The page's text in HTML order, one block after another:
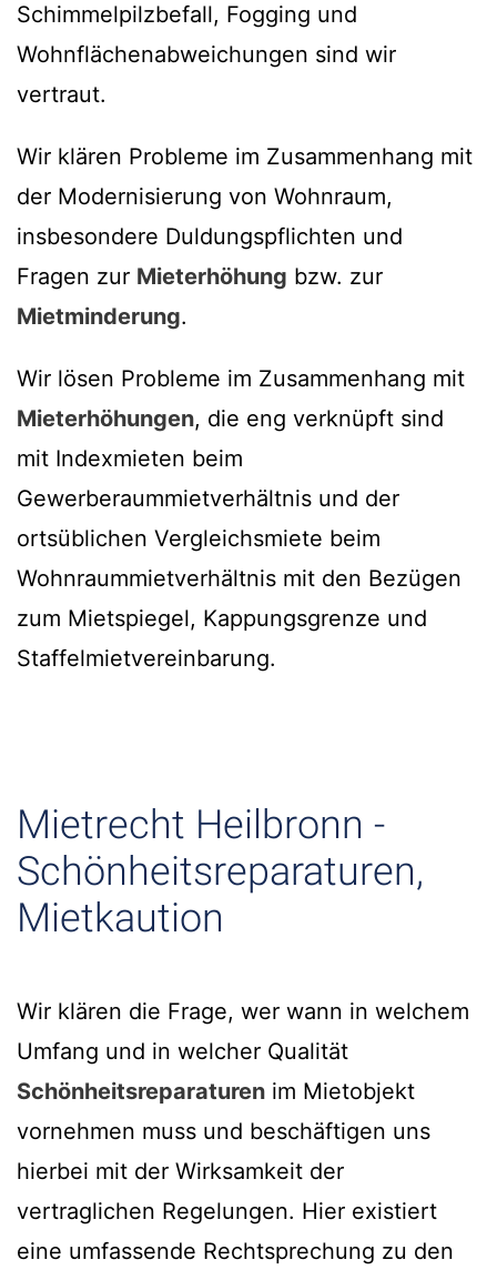
Schimmelpilzbefall, Fogging und
Wohnflächenabweichungen sind wir
vertraut.
Wir klären Probleme im Zusammenhang mit
der Modernisierung von Wohnraum,
insbesondere Duldungspflichten und
Fragen zur Mieterhöhung bzw. zur
Mietminderung.
Wir lösen Probleme im Zusammenhang mit
Mieterhöhungen, die eng verknüpft sind
mit Indexmieten beim
Gewerberaummietverhältnis und der
ortsüblichen Vergleichsmiete beim
Wohnraummietverhältnis mit den Bezügen
zum Mietspiegel, Kappungsgrenze und
Staffelmietvereinbarung.
Mietrecht Heilbronn -
Schönheitsreparaturen,
Mietkaution
Wir klären die Frage, wer wann in welchem
Umfang und in welcher Qualität
Schönheitsreparaturen im Mietobjekt
vornehmen muss und beschäftigen uns
hierbei mit der Wirksamkeit der
vertraglichen Regelungen. Hier existiert
eine umfassende Rechtsprechung zu den